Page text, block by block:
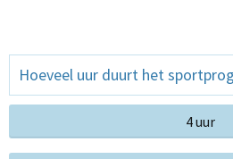
Hoeveel uur duurt het
4 uur